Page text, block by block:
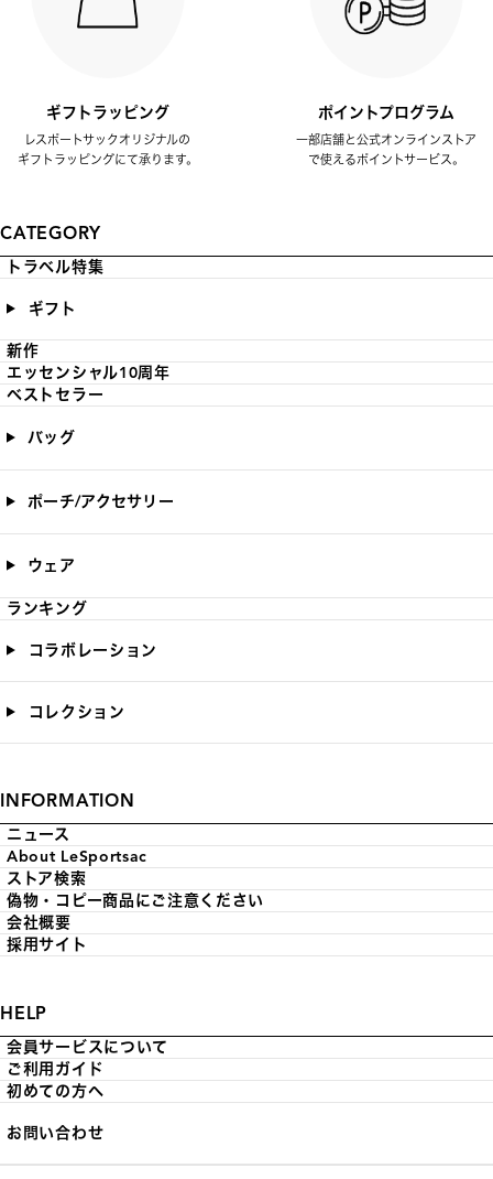
ギフトラッピング
レスポートサックオリジナルの
ギフトラッピングにて承ります。
ポイントプログラム
一部店舗と公式オンラインストア
で使えるポイントサービス。
CATEGORY
トラベル特集
ギフト
新作
エッセンシャル10周年
ベストセラー
バッグ
ポーチ/アクセサリー
ウェア
ランキング
コラボレーション
コレクション
INFORMATION
ニュース
About LeSportsac
ストア検索
偽物・コピー商品にご注意ください
会社概要
採用サイト
HELP
会員サービスについて
ご利用ガイド
初めての方へ
お問い合わせ